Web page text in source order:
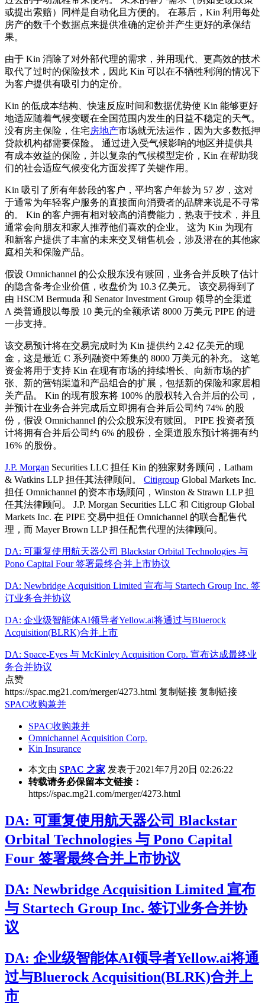
或提出索赔）同样是自动化且方便的。 在幕后，Kin 利用每处
房产的数千个数据点来提供准确的定价并产生更好的承保结
果。
由于 Kin 消除了对外部代理的需求，并用现代、更高效的技术
取代了过时的保险技术，因此 Kin 可以在不牺牲利润的情况下
为客户提供有吸引力的定价。
Kin 的低成本结构、快速反应时间和数据优势使 Kin 能够更好
地适应随着气候变暖在全国范围内发生的日益不稳定的天气。
没有房主保险，住宅房地产市场就无法运作，因为大多数抵押
贷款机构都需要保险。 通过进入受气候影响的地区并提供具
有成本效益的保险，并以复杂的气候模型定价，Kin 在帮助我
们的社会适应气候变化方面发挥了关键作用。
Kin 吸引了所有年龄段的客户，平均客户年龄为 57 岁，这对
于通常为年轻客户服务的直接面向消费者的品牌来说是不寻常
的。 Kin 的客户拥有相对较高的消费能力，热衷于技术，并且
通常会向朋友和家人推荐他们喜欢的企业。 这为 Kin 为现有
和新客户提供了丰富的未来交叉销售机会，涉及潜在的其他家
庭相关和保险产品。
假设 Omnichannel 的公众股东没有赎回，业务合并反映了估计
的隐含备考企业价值，收盘价为 10.3 亿美元。 该交易得到了
由 HSCM Bermuda 和 Senator Investment Group 领导的全渠道
A 类普通股以每股 10 美元的全额承诺 8000 万美元 PIPE 的进
一步支持。
该交易预计将在交易完成时为 Kin 提供约 2.42 亿美元的现
金，这是最近 C 系列融资中筹集的 8000 万美元的补充。 这笔
资金将用于支持 Kin 在现有市场的持续增长、向新市场的扩
张、新的营销渠道和产品组合的扩展，包括新的保险和家居相
关产品。 Kin 的现有股东将 100% 的股权转入合并后的公司，
并预计在业务合并完成后立即拥有合并后公司约 74% 的股
份，假设 Omnichannel 的公众股东没有赎回。 PIPE 投资者预
计将拥有合并后公司约 6% 的股份，全渠道股东预计将拥有约
16% 的股份。
J.P. Morgan Securities LLC 担任 Kin 的独家财务顾问，Latham
& Watkins LLP 担任其法律顾问。 Citigroup Global Markets Inc.
担任 Omnichannel 的资本市场顾问，Winston & Strawn LLP 担
任其法律顾问。 J.P. Morgan Securities LLC 和 Citigroup Global
Markets Inc. 在 PIPE 交易中担任 Omnichannel 的联合配售代
理，而 Mayer Brown LLP 担任配售代理的法律顾问。
DA: 可重复使用航天器公司 Blackstar Orbital Technologies 与
Pono Capital Four 签署最终合并上市协议
DA: Newbridge Acquisition Limited 宣布与 Startech Group Inc. 签
订业务合并协议
DA: 企业级智能体AI领导者Yellow.ai将通过与Bluerock
Acquisition(BLRK)合并上市
DA: Space-Eyes 与 McKinley Acquisition Corp. 宣布达成最终业
务合并协议
点赞
https://spac.mg21.com/merger/4273.html 复制链接 复制链接
SPAC收购兼并
SPAC收购兼并
Omnichannel Acquisition Corp.
Kin Insurance
本文由 SPAC 之家 发表于2021年7月20日 02:26:22
转载请务必保留本文链接：
https://spac.mg21.com/merger/4273.html
DA: 可重复使用航天器公司 Blackstar
Orbital Technologies 与 Pono Capital
Four 签署最终合并上市协议
DA: Newbridge Acquisition Limited 宣布
与 Startech Group Inc. 签订业务合并协
议
DA: 企业级智能体AI领导者Yellow.ai将通
过与Bluerock Acquisition(BLRK)合并上
市